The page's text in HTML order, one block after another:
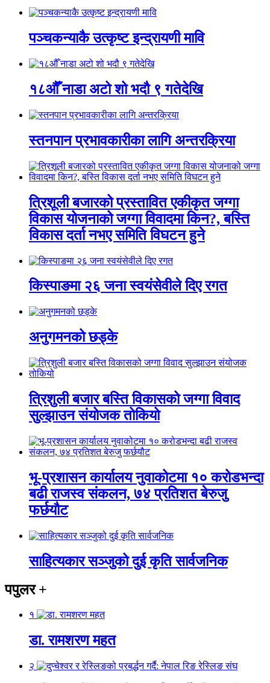
पञ्चकन्याकै उत्कृष्ट इन्द्रायणी मावि
१८औँ नाडा अटो शो भदौ ९ गतेदेखि
स्तनपान प्रभावकारीका लागि अन्तरक्रिया
त्रिशूली बजारको प्रस्तावित एकीकृत जग्गा
विकास योजनाको जग्गा विवादमा किन?, बस्ति
विकास दर्ता नभए समिति विघटन हुने
किस्पाङमा २६ जना स्वयंसेवीले दिए रगत
अनुगमनको छड्के
त्रिशुली बजार बस्ति विकासको जग्गा विवाद
सुल्झाउन संयोजक तोकियो
भू-प्रशासन कार्यालय नुवाकोटमा १० करोडभन्दा
बढी राजस्व संकलन, ७४ प्रतिशत बेरुजु
फर्छयौट
साहित्यकार सञ्जुको दुई कृति सार्वजनिक
पपुलर+
१
डा. रामशरण महत
२